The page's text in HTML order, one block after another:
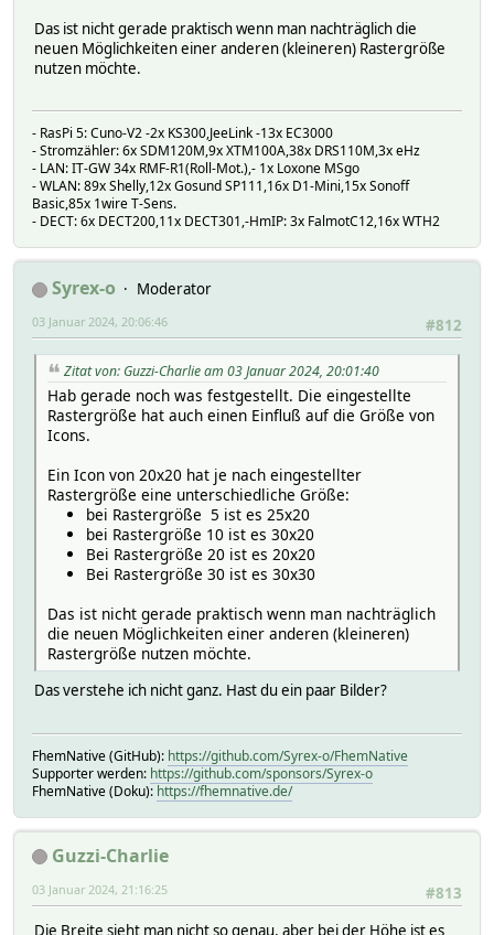
Das ist nicht gerade praktisch wenn man nachträglich die
neuen Möglichkeiten einer anderen (kleineren) Rastergröße
nutzen möchte.
- RasPi 5: Cuno-V2 -2x KS300,JeeLink -13x EC3000
- Stromzähler: 6x SDM120M,9x XTM100A,38x DRS110M,3x eHz
- LAN: IT-GW 34x RMF-R1(Roll-Mot.),- 1x Loxone MSgo
- WLAN: 89x Shelly,12x Gosund SP111,16x D1-Mini,15x Sonoff
Basic,85x 1wire T-Sens.
- DECT: 6x DECT200,11x DECT301,-HmIP: 3x FalmotC12,16x WTH2
Syrex-o
Moderator
#812
03 Januar 2024, 20:06:46
Zitat von: Guzzi-Charlie am 03 Januar 2024, 20:01:40
Hab gerade noch was festgestellt. Die eingestellte
Rastergröße hat auch einen Einfluß auf die Größe von
Icons.
Ein Icon von 20x20 hat je nach eingestellter
Rastergröße eine unterschiedliche Größe:
bei Rastergröße 5 ist es 25x20
bei Rastergröße 10 ist es 30x20
Bei Rastergröße 20 ist es 20x20
Bei Rastergröße 30 ist es 30x30
Das ist nicht gerade praktisch wenn man nachträglich
die neuen Möglichkeiten einer anderen (kleineren)
Rastergröße nutzen möchte.
Das verstehe ich nicht ganz. Hast du ein paar Bilder?
FhemNative (GitHub): https://github.com/Syrex-o/FhemNative
Supporter werden: https://github.com/sponsors/Syrex-o
FhemNative (Doku): https://fhemnative.de/
Guzzi-Charlie
#813
03 Januar 2024, 21:16:25
Die Breite sieht man nicht so genau, aber bei der Höhe ist es